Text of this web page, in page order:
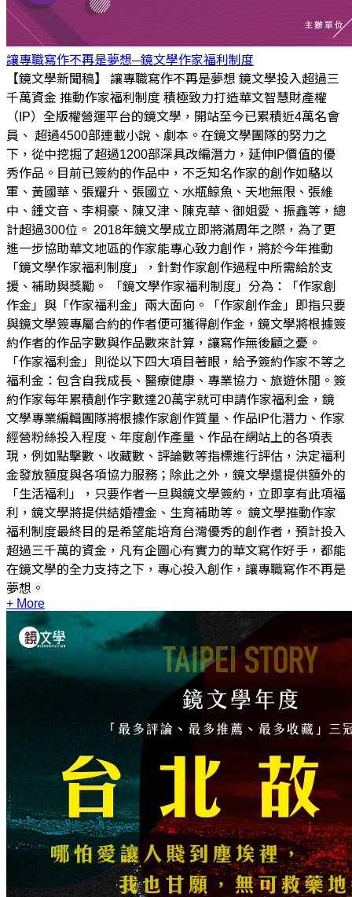
讓專職寫作不再是夢想─鏡文學作家福利制度
【鏡文學新聞稿】 讓專職寫作不再是夢想 鏡文學投入超過三
千萬資金 推動作家福利制度 積極致力打造華文智慧財產權
（IP）全版權營運平台的鏡文學，開站至今已累積近4萬名會
員、 超過4500部連載小說、劇本。在鏡文學團隊的努力之
下，從中挖掘了超過1200部深具改編潛力，延伸IP價值的優
秀作品。目前已簽約的作品中，不乏知名作家的創作如駱以
軍、黃國華、張耀升、張國立、水瓶鯨魚、天地無限、張維
中、鍾文音、李桐豪、陳又津、陳克華、御姐愛、振鑫等，總
計超過300位。 2018年鏡文學成立即將滿周年之際，為了更
進一步協助華文地區的作家能專心致力創作，將於今年推動
「鏡文學作家福利制度」，針對作家創作過程中所需給於支
援、補助與獎勵。 「鏡文學作家福利制度」分為：「作家創
作金」與「作家福利金」兩大面向。「作家創作金」即指只要
與鏡文學簽專屬合約的作者便可獲得創作金，鏡文學將根據簽
約作者的作品字數與作品數來計算，讓寫作無後顧之憂。
「作家福利金」則從以下四大項目著眼，給予簽約作家不等之
福利金：包含自我成長、醫療健康、專業協力、旅遊休閒。簽
約作家每年累積創作字數達20萬字就可申請作家福利金，鏡
文學專業編輯團隊將根據作家創作質量、作品IP化潛力、作家
經營粉絲投入程度、年度創作產量、作品在網站上的各項表
現，例如點擊數、收藏數、評論數等指標進行評估，決定福利
金發放額度與各項協力服務；除此之外，鏡文學還提供額外的
「生活福利」，只要作者一旦與鏡文學簽約，立即享有此項福
利，鏡文學將提供結婚禮金、生育補助等。 鏡文學推動作家
福利制度最終目的是希望能培育台灣優秀的創作者，預計投入
超過三千萬的資金，凡有企圖心有實力的華文寫作好手，都能
在鏡文學的全力支持之下，專心投入創作，讓專職寫作不再是
夢想。
+ More